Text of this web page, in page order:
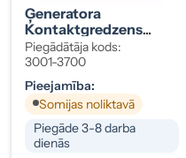
Ģeneratora
Kontaktgredzens
32MM GER
1124304007
Piegādātāja kods:
3001-3700
Pieejamība:
Somijas noliktavā
Piegāde 3-8 darba
dienās